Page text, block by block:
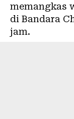
memangkas
di Bandara
jam.